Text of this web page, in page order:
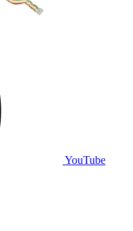
YouTube